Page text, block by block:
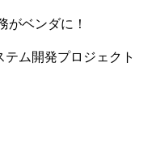
ベンダに！
ム開発プロジェクト